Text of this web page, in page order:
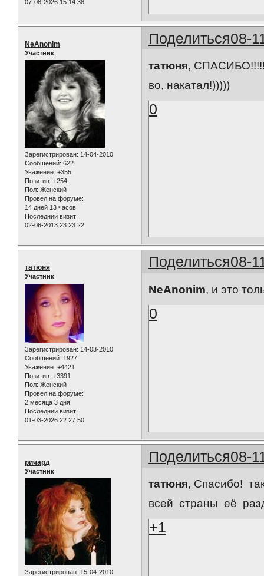
07-08-2026 15:14:38
Поделиться08-
NeAnonim
Участник
Зарегистрирован: 14-04-2010
Сообщений: 622
Уважение: +355
Позитив: +254
Пол: Женский
Провел на форуме:
14 дней 13 часов
Последний визит:
02-06-2013 23:23:22
татюня,
во, накатал!)))))
0
Поделиться08-
татюня
Участник
Зарегистрирован: 14-03-2010
Сообщений: 1927
Уважение: +4421
Позитив: +3391
Пол: Женский
Провел на форуме:
2 месяца 3 дня
Последний визит:
01-03-2026 22:27:50
NeAnonim, и это
0
Поделиться08-
ричард
Участник
Зарегистрирован: 15-04-2010
татюня, Спасибо!
всей страны её
+1